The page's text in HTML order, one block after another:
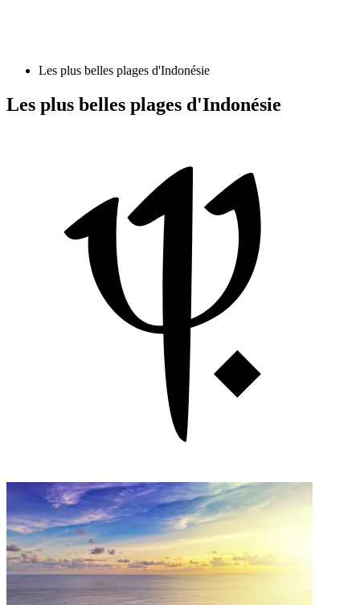
Les plus belles plages d'Indonésie
Les plus belles plages d'Indonésie